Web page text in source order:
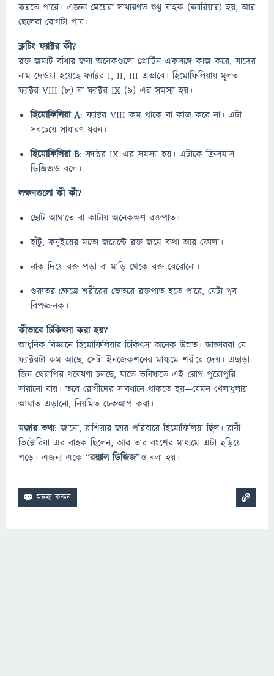
করতে পারে। এজন্য মেয়েরা সাধারণত শুধু বাহক (ক্যারিয়ার) হয়, আর
ছেলেরা রোগটা পায়।
ক্লটিং ফ্যাক্টর কী?
রক্ত জমাট বাঁধার জন্য অনেকগুলো প্রোটিন একসঙ্গে কাজ করে, যাদের
নাম দেওয়া হয়েছে ফ্যাক্টর I, II, III এভাবে। হিমোফিলিয়ায় মূলত
ফ্যাক্টর VIII (৮) বা ফ্যাক্টর IX (৯) এর সমস্যা হয়।
হিমোফিলিয়া A: ফ্যাক্টর VIII কম থাকে বা কাজ করে না। এটা
সবচেয়ে সাধারণ ধরন।
হিমোফিলিয়া B: ফ্যাক্টর IX এর সমস্যা হয়। এটাকে ক্রিসমাস
ডিজিজও বলে।
লক্ষণগুলো কী কী?
ছোট আঘাতে বা কাটায় অনেকক্ষণ রক্তপাত।
হাঁটু, কনুইয়ের মতো জয়েন্টে রক্ত জমে ব্যথা আর ফোলা।
নাক দিয়ে রক্ত পড়া বা মাড়ি থেকে রক্ত বেরোনো।
গুরুতর ক্ষেত্রে শরীরের ভেতরে রক্তপাত হতে পারে, যেটা খুব
বিপজ্জনক।
কীভাবে চিকিৎসা করা হয়?
আধুনিক বিজ্ঞানে হিমোফিলিয়ার চিকিৎসা অনেক উন্নত। ডাক্তাররা যে
ফ্যাক্টরটা কম আছে, সেটা ইনজেকশনের মাধ্যমে শরীরে দেয়। এছাড়া
জিন থেরাপির গবেষণা চলছে, যাতে ভবিষ্যতে এই রোগ পুরোপুরি
সারানো যায়। তবে রোগীদের সাবধানে থাকতে হয়—যেমন খেলাধুলায়
আঘাত এড়ানো, নিয়মিত চেকআপ করা।
মজার তথ্য: জানো, রাশিয়ার জার পরিবারে হিমোফিলিয়া ছিল। রানী
ভিক্টোরিয়া এর বাহক ছিলেন, আর তার বংশের মাধ্যমে এটা ছড়িয়ে
পড়ে। এজন্য একে “রয়্যাল ডিজিজ”ও বলা হয়।